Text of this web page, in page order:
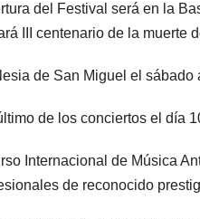
del Festival será en la
III centenario de la muerte
de San Miguel el
de los conciertos el día
Internacional de Música
de reconocido